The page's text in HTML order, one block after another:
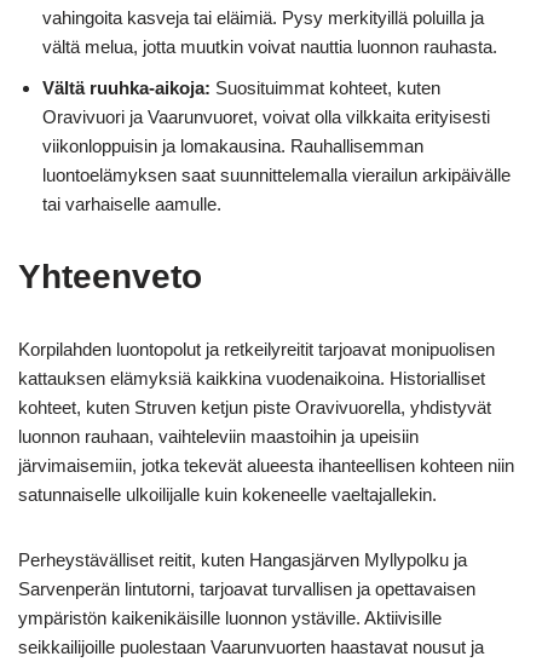
vahingoita kasveja tai eläimiä. Pysy merkityillä poluilla ja
vältä melua, jotta muutkin voivat nauttia luonnon rauhasta.
Vältä ruuhka-aikoja: Suosituimmat kohteet, kuten
Oravivuori ja Vaarunvuoret, voivat olla vilkkaita erityisesti
viikonloppuisin ja lomakausina. Rauhallisemman
luontoelämyksen saat suunnittelemalla vierailun arkipäivälle
tai varhaiselle aamulle.
Yhteenveto
Korpilahden luontopolut ja retkeilyreitit tarjoavat monipuolisen
kattauksen elämyksiä kaikkina vuodenaikoina. Historialliset
kohteet, kuten Struven ketjun piste Oravivuorella, yhdistyvät
luonnon rauhaan, vaihteleviin maastoihin ja upeisiin
järvimaisemiin, jotka tekevät alueesta ihanteellisen kohteen niin
satunnaiselle ulkoilijalle kuin kokeneelle vaeltajallekin.
Perheystävälliset reitit, kuten Hangasjärven Myllypolku ja
Sarvenperän lintutorni, tarjoavat turvallisen ja opettavaisen
ympäristön kaikenikäisille luonnon ystäville. Aktiivisille
seikkailijoille puolestaan Vaarunvuorten haastavat nousut ja